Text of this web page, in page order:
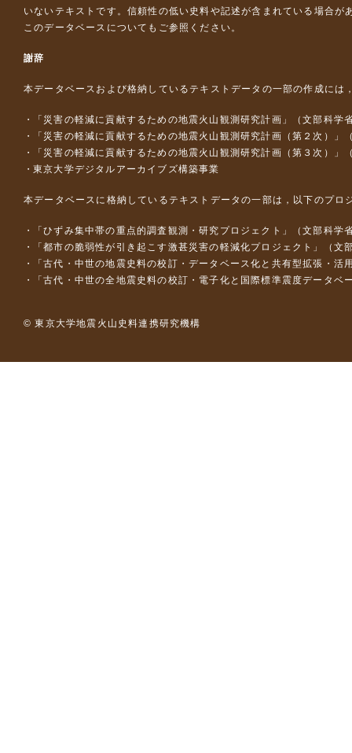
いないテキストです。信頼性の低い史料や記述が含まれている場合が
このデータベースについて もご参照ください。
謝辞
本データベースおよび格納しているテキストデータの一部の作成には
「災害の軽減に貢献するための地震火山観測研究計画」（文部科学
「災害の軽減に貢献するための地震火山観測研究計画（第２次）」
「災害の軽減に貢献するための地震火山観測研究計画（第３次）」
東京大学デジタルアーカイブズ構築事業
本データベースに格納しているテキストデータの一部は，以下のプロ
「ひずみ集中帯の重点的調査観測・研究プロジェクト」（文部科
「都市の脆弱性が引き起こす激甚災害の軽減化プロジェクト」（
「古代・中世の地震史料の校訂・データベース化と共有型拡張・
「古代・中世の全地震史料の校訂・電子化と国際標準震度データ
© 東京大学地震火山史料連携研究機構